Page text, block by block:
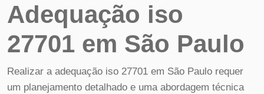
Adequação iso
27701 em São Paulo
Realizar a adequação iso 27701 em São Paulo requer
um planejamento detalhado e uma abordagem técnica